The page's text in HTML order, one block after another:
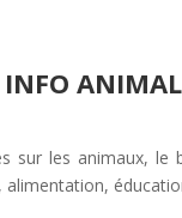
INFO
sur les animaux, le
alimentation,